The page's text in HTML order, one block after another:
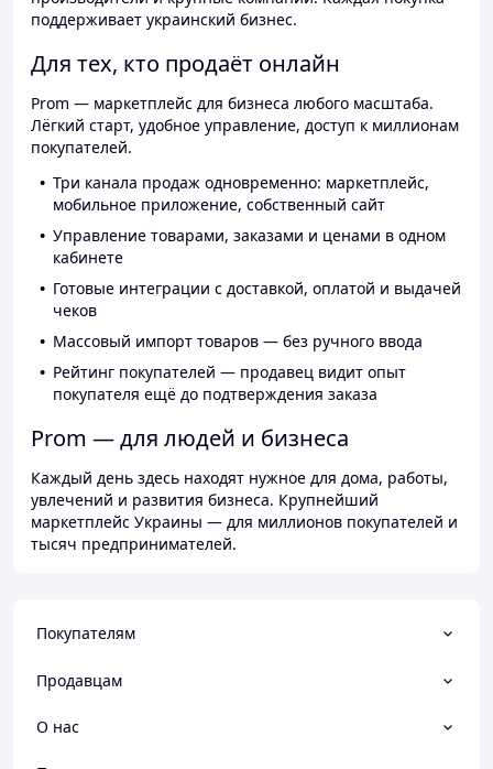
поддерживает украинский бизнес.
Для тех, кто продаёт онлайн
Prom — маркетплейс для бизнеса любого масштаба.
Лёгкий старт, удобное управление, доступ к миллионам
покупателей.
Три канала продаж одновременно: маркетплейс,
мобильное приложение, собственный сайт
Управление товарами, заказами и ценами в одном
кабинете
Готовые интеграции с доставкой, оплатой и выдачей
чеков
Массовый импорт товаров — без ручного ввода
Рейтинг покупателей — продавец видит опыт
покупателя ещё до подтверждения заказа
Prom — для людей и бизнеса
Каждый день здесь находят нужное для дома, работы,
увлечений и развития бизнеса. Крупнейший
маркетплейс Украины — для миллионов покупателей и
тысяч предпринимателей.
Покупателям
Продавцам
О нас